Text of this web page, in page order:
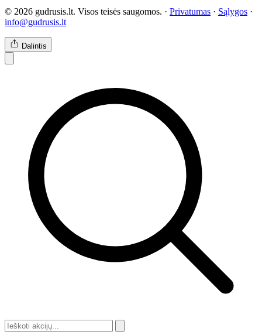
© 2026 gudrusis.lt. Visos teisės saugomos. · Privatumas · Sąlygos ·
info@gudrusis.lt
Dalintis